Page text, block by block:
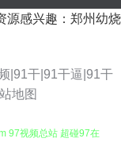
源感兴趣：郑州幼烧
|91干|91干逼|91干
地图